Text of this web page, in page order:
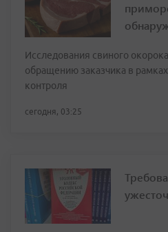
Исследования свиного
обращению заказчика в
контроля
сегодня, 03:25